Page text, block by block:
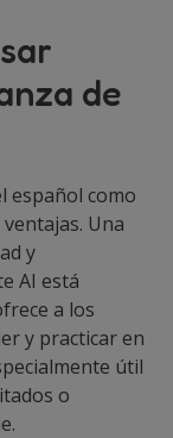
de
español como
Una
y
AI está
a los
y practicar en
útil
o